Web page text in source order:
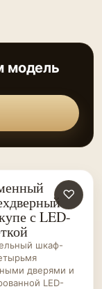
модель
ЗАКАЗ
♡
с LED-
шкаф-
дверями и
LED-